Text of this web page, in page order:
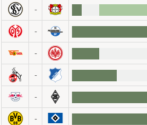
-
-
-
-
-
-